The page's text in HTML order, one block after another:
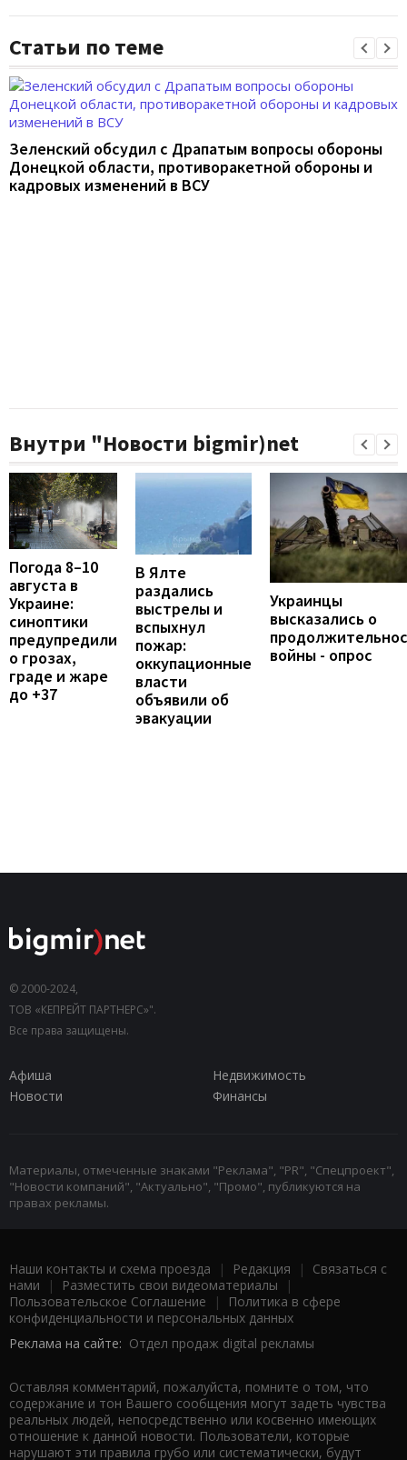
Статьи по теме
Зеленский обсудил с Драпатым вопросы обороны
Донецкой области, противоракетной обороны и
кадровых изменений в ВСУ
Внутри "Новости bigmir)net
Погода 8–10
августа в
Украине:
синоптики
предупредили
о грозах,
граде и жаре
до +37
В Ялте
раздались
выстрелы и
вспыхнул
пожар:
оккупационные
власти
объявили об
эвакуации
Украинцы
высказались о
войны - опрос
© 2000-2024,
ТОВ «КЕПРЕЙТ ПАРТНЕРС»".
Все права защищены.
Афиша
Недвижимость
Новости
Финансы
Материалы, отмеченные знаками "Реклама", "PR", "Спецпроект",
"Новости компаний", "Актуально", "Промо", публикуются на
правах рекламы.
Наши контакты и схема проезда | Редакция | Связаться с
нами | Разместить свои видеоматериалы |
Пользовательское Соглашение |
Политика в сфере
конфиденциальности и персональных данных
Реклама на сайте: Отдел продаж digital рекламы
Оставляя комментарий, пожалуйста, помните о том, что
содержание и тон Вашего сообщения могут задеть чувства
реальных людей, непосредственно или косвенно имеющих
отношение к данной новости. Пользователи, которые
нарушают эти правила грубо или систематически, будут